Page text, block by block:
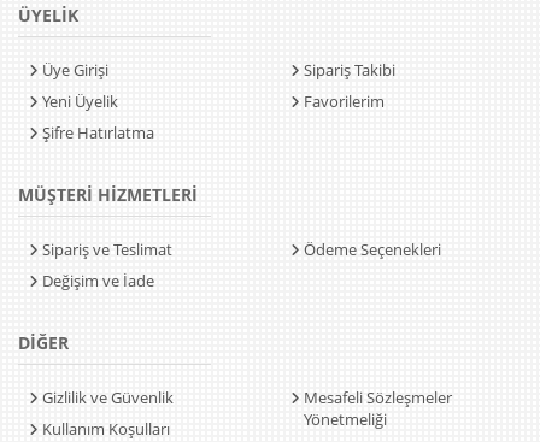
ÜYELİK
Üye Girişi
Yeni Üyelik
Şifre Hatırlatma
Sipariş Takibi
Favorilerim
MÜŞTERİ HİZMETLERİ
Sipariş ve Teslimat
Değişim ve İade
Ödeme Seçenekleri
DİĞER
Gizlilik ve Güvenlik
Kullanım Koşulları
Mesafeli Sözleşmeler
Yönetmeliği